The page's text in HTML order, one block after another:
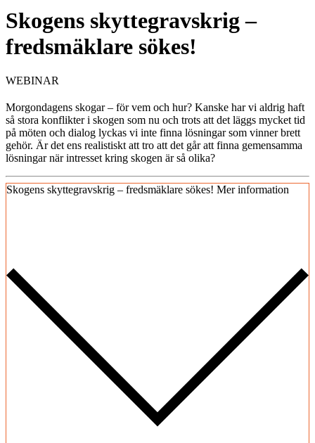
Skogens skyttegravskrig –
fredsmäklare sökes!
WEBINAR
Morgondagens skogar – för vem och hur? Kanske har vi aldrig haft
så stora konflikter i skogen som nu och trots att det läggs mycket tid
på möten och dialog lyckas vi inte finna lösningar som vinner brett
gehör. Är det ens realistiskt att tro att det går att finna gemensamma
lösningar när intresset kring skogen är så olika?
Skogens skyttegravskrig – fredsmäklare sökes! Mer information